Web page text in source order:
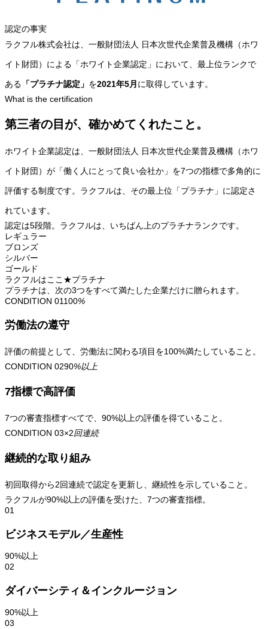
認定の事実
ラクフル株式会社は、一般財団法人 日本次世代企業普及機構（ホワ
イト財団）による「ホワイト企業認定」において、最上位ランクで
ある 「プラチナ認定」 を2021年5月 に取得しています。
What is the certification
第三者の目が、確かめてくれたこと。
ホワイト企業認定は、一般財団法人 日本次世代企業普及機構（ホワ
イト財団）が「働く人にとって良い会社か」を7つの指標で多角的に
評価する制度です。ラクフルは、その最上位「プラチナ」に認定さ
れています。
認定は5段階。ラクフルは、いちばん上のプラチナランクです。
レギュラー
ブロンズ
シルバー
ゴールド
ラクフルはここ ★プラチナ
プラチナは、次の3つをすべて満たした企業だけに贈られます。
CONDITION 01100%
労働法の遵守
評価の前提として、労働法に関わる項目を100%満たしていること。
CONDITION 0290%以上
7指標で高評価
7つの審査指標すべてで、90%以上の評価を得ていること。
CONDITION 03×2回連続
継続的な取り組み
初回取得から2回連続で認定を更新し、継続性を示していること。
ラクフルが90%以上の評価を受けた、7つの審査指標。
01
ビジネスモデル／生産性
90%以上
02
ダイバーシティ＆インクルージョン
90%以上
03